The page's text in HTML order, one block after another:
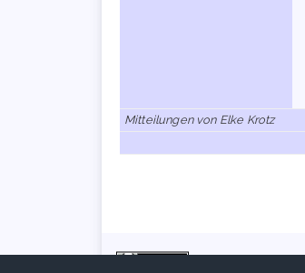
Mitteilungen von Elke Krotz